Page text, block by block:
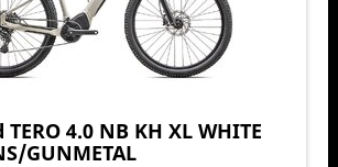
4.0 NB KH XL WHITE
GUNMETAL